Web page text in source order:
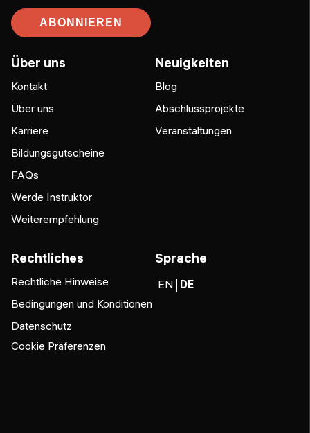
ABONNIEREN
Über uns
Kontakt
Über uns
Karriere
Bildungsgutscheine
FAQs
Werde Instruktor
Weiterempfehlung
Neuigkeiten
Blog
Abschlussprojekte
Veranstaltungen
Rechtliches
Rechtliche Hinweise
Bedingungen und Konditionen
Datenschutz
Cookie Präferenzen
Sprache
EN DE